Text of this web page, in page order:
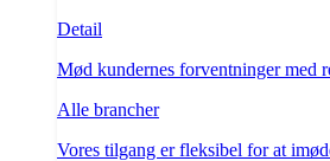
Detail
Mød kundernes forventninger med
Alle brancher
Vores tilgang er fleksibel for at